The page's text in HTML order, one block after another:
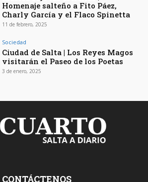
Homenaje salteño a Fito Páez,
Charly García y el Flaco Spinetta
11 de febrero, 2025
Sociedad
Ciudad de Salta | Los Reyes Magos
visitarán el Paseo de los Poetas
3 de enero, 2025
CONTÁCTENOS